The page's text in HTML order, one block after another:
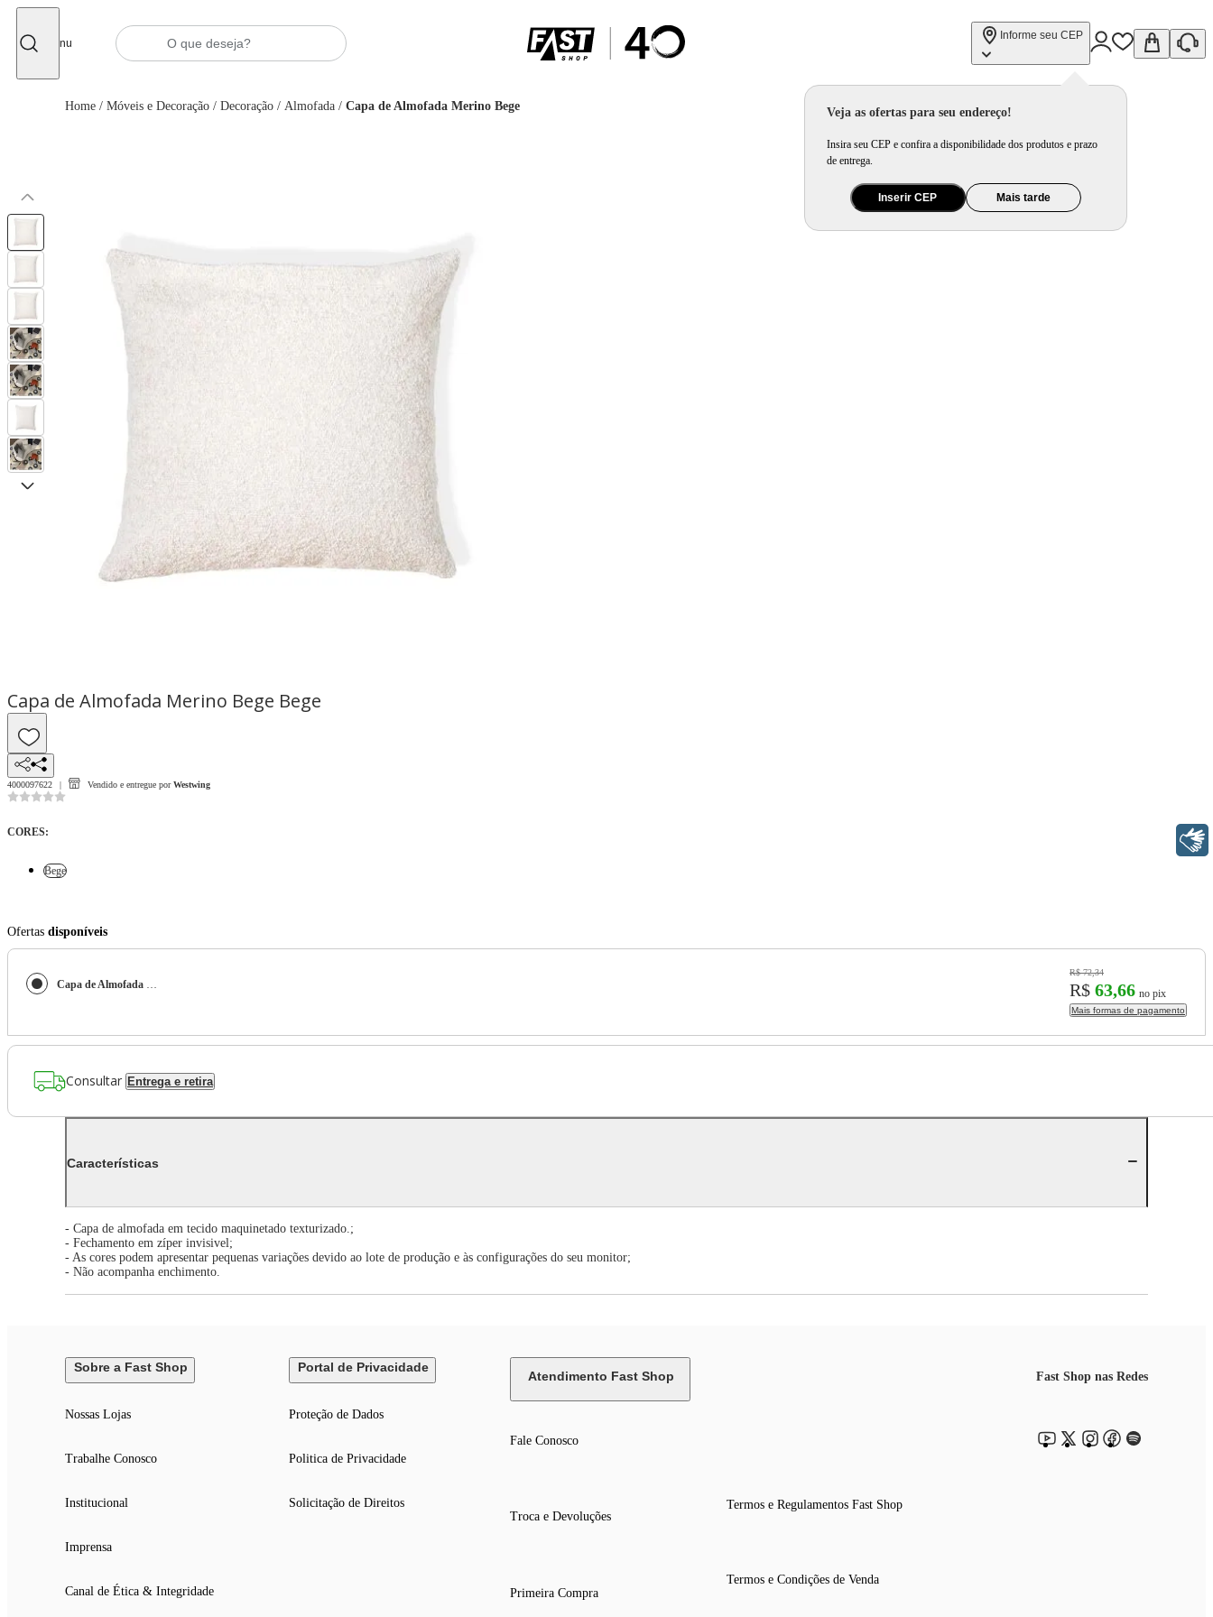
Menu
Informe seu CEP
Veja as ofertas para seu endereço!
Insira seu CEP e confira a disponibilidade dos produtos e prazo
de entrega.
Inserir CEP Mais tarde
Home / Móveis e Decoração / Decoração / Almofada / Capa de Almofada Merino Bege
Capa de Almofada Merino Bege Bege
4000097622 Vendido e entregue por Westwing
CORES:
Bege
Ofertas disponíveis
Capa de Almofada Merino Bege
R$ 72,34
R$ 63,66 no pix
Mais formas de pagamento
Consultar Entrega e retira
Características
- Capa de almofada em tecido maquinetado texturizado.;
- Fechamento em zíper invisivel;
- As cores podem apresentar pequenas variações devido ao lote de produção e às configurações do seu monitor;
- Não acompanha enchimento.
Sobre a Fast Shop
Nossas Lojas
Trabalhe Conosco
Institucional
Imprensa
Canal de Ética & Integridade
Portal de Privacidade
Proteção de Dados
Politica de Privacidade
Solicitação de Direitos
Atendimento Fast Shop
Fale Conosco
Troca e Devoluções
Primeira Compra
Termos e Regulamentos Fast Shop
Termos e Condições de Venda
Fast Shop nas Redes